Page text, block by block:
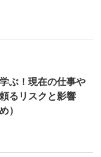
ぶ！現在の仕事や
るリスクと影響
）